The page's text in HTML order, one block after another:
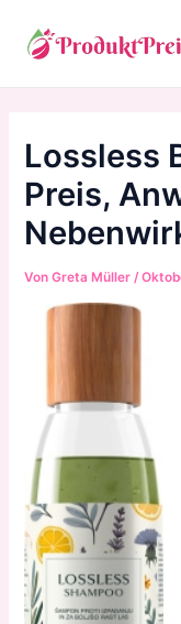
Inhalt
springen
Lossless
Preis,
VonGreta Müller /